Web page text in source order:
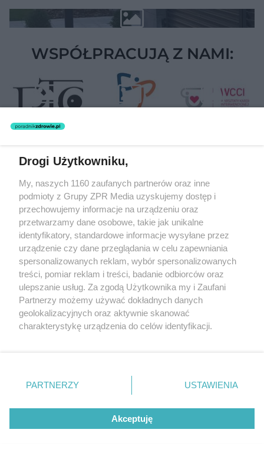
WSPÓŁPRACUJĄ Z NAMI:
Żaden utwór zamieszczony w serwisie nie może być powielany i
rozpowszechniany lub dalej rozpowszechniany w jakikolwiek sposób
(w tym także elektroniczny lub mechaniczny) na jakimkolwiek polu
eksploatacji w jakiejkolwiek formie, włącznie z umieszczaniem w
Internecie bez pisemnej zgody właściciela praw. Jakiekolwiek użycie
lub wykorzystanie utworów w całości lub w części z naruszeniem
prawa, tzn. bez właściwej zgody, jest zabronione pod groźbą kary i
może być ścigane prawnie.
O nas
Drogi Użytkowniku,
My, naszych 1160 zaufanych partnerów oraz inne
podmioty z Grupy ZPR Media uzyskujemy dostęp i
przechowujemy informacje na urządzeniu oraz
przetwarzamy dane osobowe, takie jak unikalne
identyfikatory, standardowe informacje wysyłane przez
urządzenie czy dane przeglądania w celu zapewniania
spersonalizowanych reklam, wybór spersonalizowanych
treści, pomiar reklam i treści, badanie odbiorców oraz
ulepszanie usług. Za zgodą Użytkownika my i Zaufani
Partnerzy możemy używać dokładnych danych
geolokalizacyjnych oraz aktywnie skanować
charakterystykę urządzenia do celów identyfikacji.
zmienić/wycofać klikając przycisk ustawień prywatności
znajdujący się w lewym dolnym rogu strony
rodzaje przetwarzania danych nie wymagają zgody
użytkownika, ale masz prawo sprzeciwić się takiemu
przetwarzaniu. Preferencje będą miały zastosowanie tylko
PARTNERZY USTAWIENIA
Akceptuję